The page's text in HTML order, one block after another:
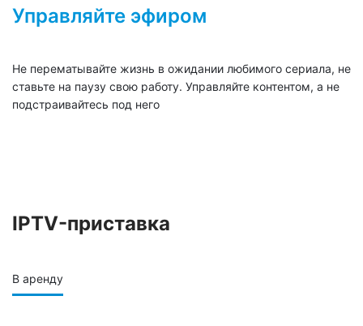
Управляйте эфиром
Не перематывайте жизнь в ожидании любимого сериала, не
ставьте на паузу свою работу. Управляйте контентом, а не
подстраивайтесь под него
IPTV-приставка
В аренду